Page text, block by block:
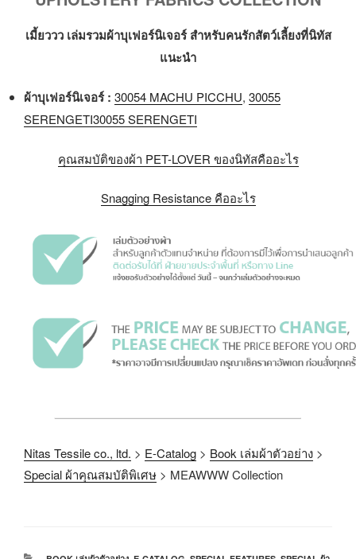
เมี้ยววว เล่มรวมผ้าบุเฟอร์นิเจอร์ สำหรับคนรักสัตว์เลี้ยงที่นิทัส
แนะนำ
ผ้าบุเฟอร์นิเจอร์ : 30054 MACHU PICCHU, 30055
SERENGETI30055 SERENGETI
คุณสมบัติของผ้า PET-LOVER ของนิทัสคืออะไร
Snagging Resistance คืออะไร
Nitas Tessile co., ltd. > E-Catalog > Book เล่มผ้าตัวอย่าง >
Special ผ้าคุณสมบัติพิเศษ > MEAWWW Collection